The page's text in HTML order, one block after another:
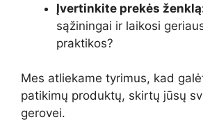
Įvertinkite prekės
sąžiningai ir laikosi
praktikos?
Mes atliekame tyrimus, kad
patikimų produktų, skirtų jūsų
gerovei.